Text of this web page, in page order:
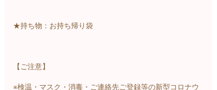
★持ち物：お持ち帰り袋
【ご注意】
※検温・マスク・消毒・ご連絡先ご登録等の新型コロナウ